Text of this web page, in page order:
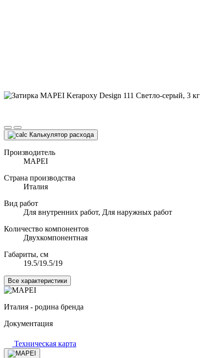
Калькулятор расхода
Производитель
MAPEI
Страна производства
Италия
Вид работ
Для внутренних работ, Для наружных работ
Количество компонентов
Двухкомпонентная
Габариты, см
19.5/19.5/19
Все характеристики
Италия - родина бренда
Документация
Техническая карта